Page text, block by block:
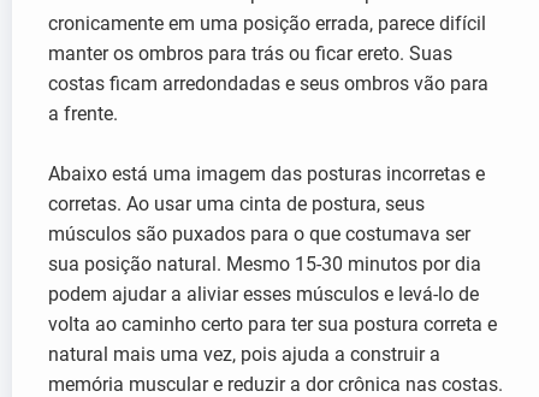
cronicamente em uma posição errada, parece difícil
manter os ombros para trás ou ficar ereto. Suas
costas ficam arredondadas e seus ombros vão para
a frente.
Abaixo está uma imagem das posturas incorretas e
corretas. Ao usar uma cinta de postura, seus
músculos são puxados para o que costumava ser
sua posição natural. Mesmo 15-30 minutos por dia
podem ajudar a aliviar esses músculos e levá-lo de
volta ao caminho certo para ter sua postura correta e
natural mais uma vez, pois ajuda a construir a
memória muscular e reduzir a dor crônica nas costas.